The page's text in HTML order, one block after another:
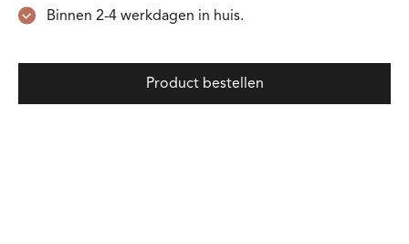
Binnen 2-4 werkdagen in huis.
Product bestellen